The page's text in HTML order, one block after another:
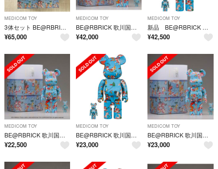
MEDICOM TOY
3体セット BE@RBRICK 歌川国芳 金魚づくし100% 400% 3個
¥65,000
MEDICOM TOY
BE@RBRICK 歌川国芳 金魚づくし 100% & 400%
¥42,000
MEDICOM TOY
新品 BE@RBRICK 歌川国芳 金魚づくし ２個
¥42,500
MEDICOM TOY
BE@RBRICK 歌川国芳「金魚づくし」 100% ＆ 400%
¥22,500
MEDICOM TOY
BE@RBRICK 歌川国芳「金魚づくし」100％ & 400％
¥23,000
MEDICOM TOY
BE@RBRICK 歌川国芳「金魚づくし」 100% ＆ 400%
¥23,000